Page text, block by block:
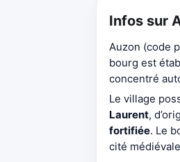
Infos sur
Auzon (code
bourg est
concentré
Le village
Laurent,
fortifiée. Le
cité